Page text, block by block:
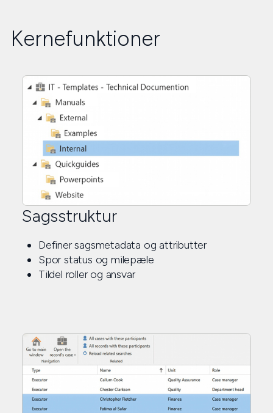
Kernefunktioner
Sagsstruktur
Definer sagsmetadata og attributter
Spor status og milepæle
Tildel roller og ansvar